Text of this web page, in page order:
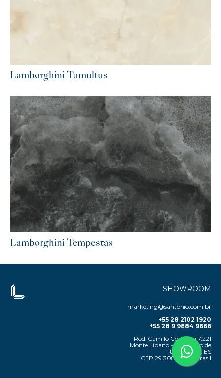
Lamborghini Tumultus
Lamborghini Tempestas
SHOWROOM
marketing@santonio.com.br
+55 28 2102 1920
+55 28 9 9884 9666
Rod. Camilo Cola, Km 7,221
Monte Líbano - Cachoeiro de
Itapemirim, ES
CEP 29.308-500 – Brasil